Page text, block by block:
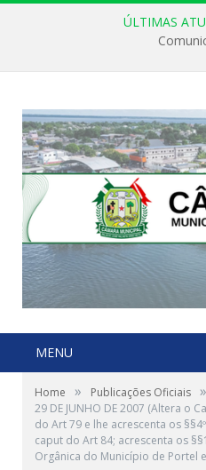
ÚLTIMAS
MENU
Home » Publicações Oficiais »
29 DE JUNHO DE 2007 (Altera o
do Art 79 e lhe acrescenta os
caput do Art 84; acrescenta os
Orgânica do Município de Portel